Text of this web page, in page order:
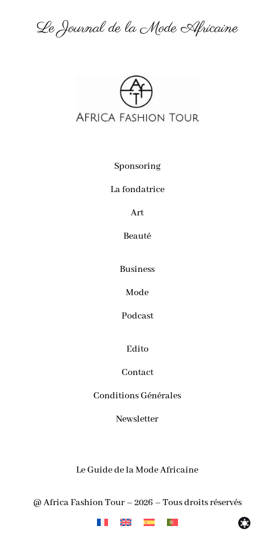
Le Journal de la Mode Africaine
Sponsoring
La fondatrice
Art
Beauté
Business
Mode
Podcast
Edito
Contact
Conditions Générales
Newsletter
Le Guide de la Mode Africaine
@ Africa Fashion Tour – 2026 – Tous droits réservés